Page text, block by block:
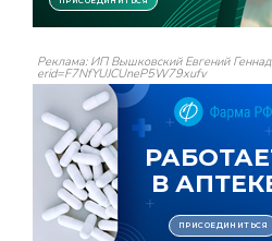
Реклама: ИП Вышковский Евгений
erid=F7NfYUJCUneP5W79xufv